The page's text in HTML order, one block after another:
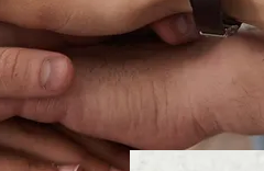
sociales. Estas dan sentido
parte de la economía social,